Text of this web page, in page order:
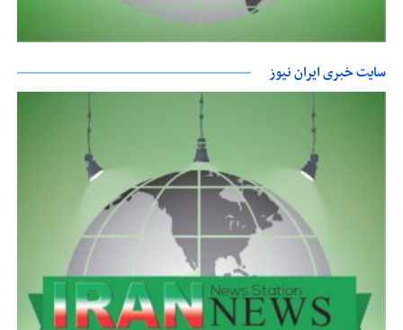
سایت خبری ایران نیوز